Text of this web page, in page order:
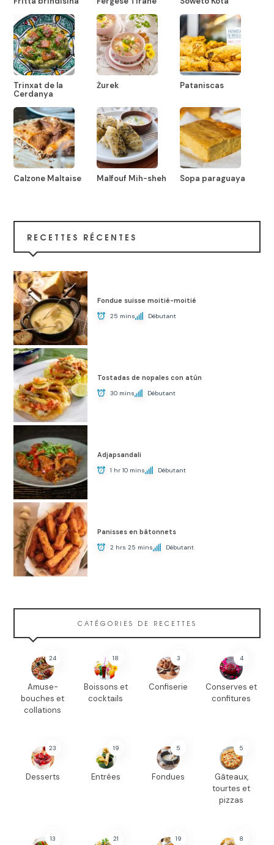
Trinxat de la
Cerdanya
Żurek Pataniscas
Calzone Maltaise Malfouf Mih-sheh Sopa paraguaya
RECETTES RÉCENTES
Fondue suisse moitié-moitié
25 mins Débutant
Tostadas de nopales con atún
30 mins Débutant
Adjapsandali
1 hr 10 mins Débutant
Panisses en bâtonnets
2 hrs 25 mins Débutant
CATÉGORIES DE RECETTES
24
Amuse-
bouches et
collations
18
Boissons et
cocktails
3
Confiserie
4
Conserves et
confitures
23
Desserts
19
Entrées
5
Fondues
5
Gâteaux,
tourtes et
pizzas
13 21 19 8